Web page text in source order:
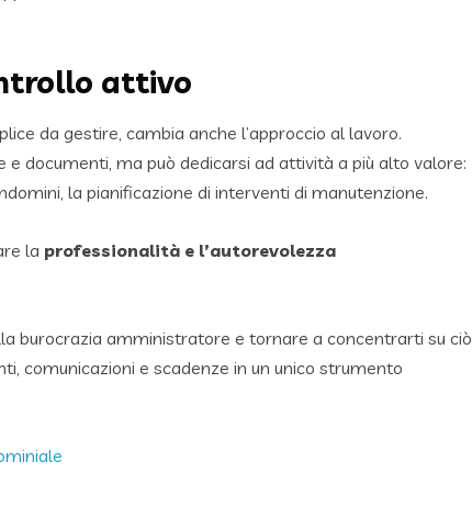
attivo
da gestire, cambia anche l’approccio al lavoro.
documenti, ma può dedicarsi ad attività a più alto valore:
la pianificazione di interventi di manutenzione.
la professionalità e l’autorevolezza
burocrazia amministratore e tornare a concentrarti su ciò
comunicazioni e scadenze in un unico strumento